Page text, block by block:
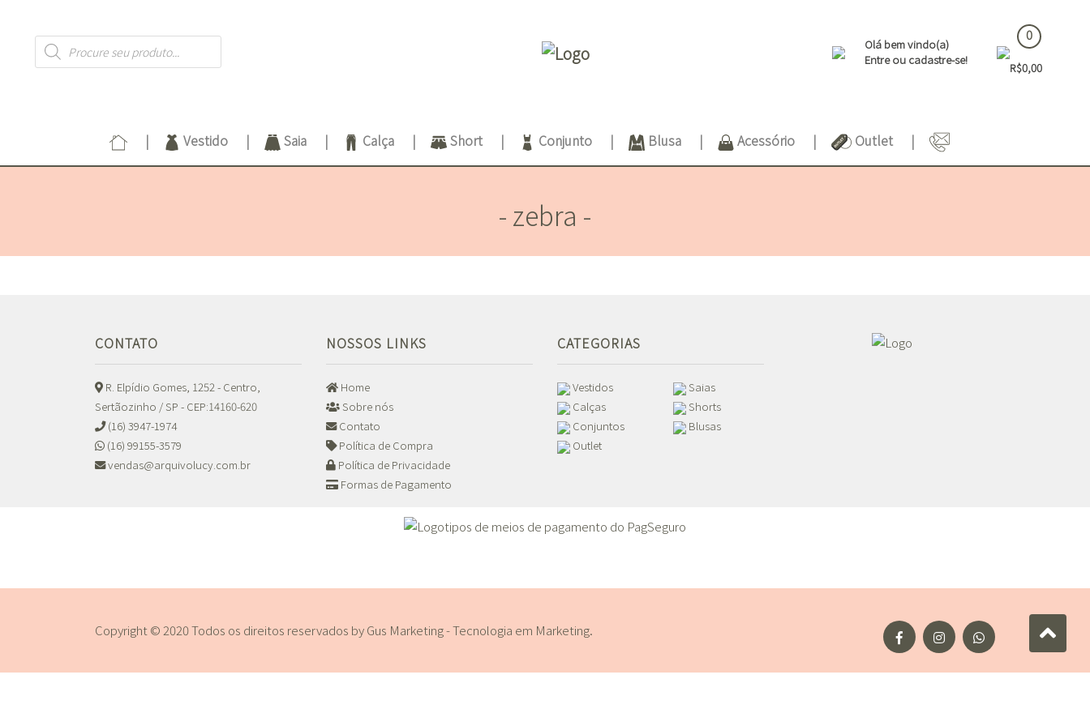
Products
search
Olá bem vindo(a)
Entre ou cadastre-se!
0
R$0,00
Vestido Saia Calça Short Conjunto Blusa Acessório Outlet
- zebra -
CONTATO
R. Elpídio Gomes, 1252 - Centro,
Sertãozinho / SP - CEP:14160-620
(16) 3947-1974
(16) 99155-3579
vendas@arquivolucy.com.br
NOSSOS LINKS
Home
Sobre nós
Contato
Política de Compra
Política de Privacidade
Formas de Pagamento
CATEGORIAS
Vestidos
Saias
Calças
Shorts
Conjuntos
Blusas
Outlet
Copyright © 2020 Todos os direitos reservados byGus Marketing - Tecnologia em Marketing.